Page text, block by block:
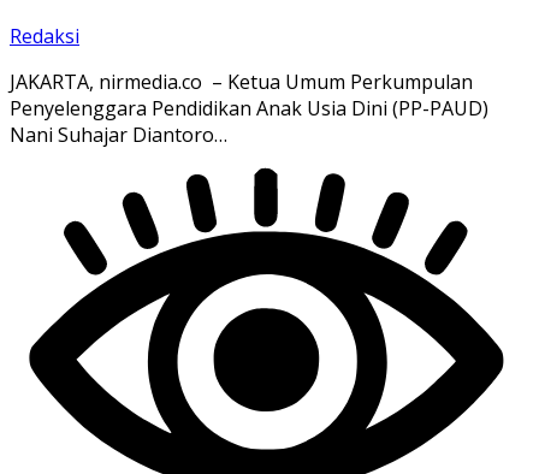
Redaksi
JAKARTA, nirmedia.co – Ketua Umum Perkumpulan
Penyelenggara Pendidikan Anak Usia Dini (PP-PAUD)
Nani Suhajar Diantoro…